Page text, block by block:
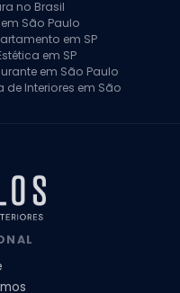
no Brasil
São Paulo
em SP
em SP
em São Paulo
de Interiores em São
em São Paulo
Apartamento
Residencial
de Casas